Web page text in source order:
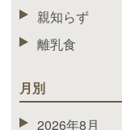
親知らず
離乳食
月別
2026年8月